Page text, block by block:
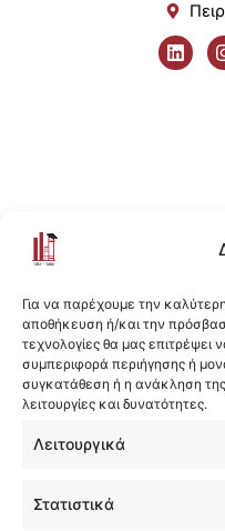
Για να παρέχουμε την
αποθήκευση ή/και την
τεχνολογίες θα μας
συμπεριφορά περιήγησης ή
συγκατάθεση ή η ανάκληση
λειτουργίες και δυνατότητες.
Λειτουργικά
Στατιστικά
L
i
n